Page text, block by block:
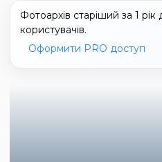
Фотоархів старіший за 1
користувачів.
Оформити PRO доступ